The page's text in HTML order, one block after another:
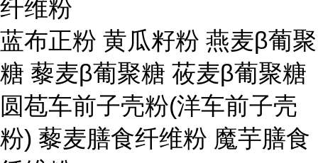
纤维粉
蓝布正粉 黄瓜籽粉 燕麦β葡聚
糖 藜麦β葡聚糖 莜麦β葡聚糖
圆苞车前子壳粉(洋车前子壳
粉) 藜麦膳食纤维粉 魔芋膳食